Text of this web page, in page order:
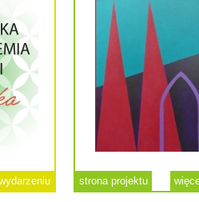
strona projektu